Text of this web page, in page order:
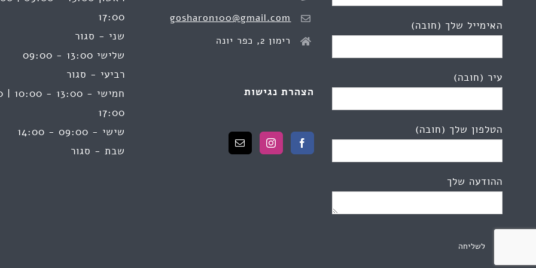
האימייל שלך (חובה)
עיר (חובה)
הטלפון שלך (חובה)
ההודעה שלך
gosharon100@gmail.com
רימון 2, כפר יונה
הצהרת נגישות
17:00
שני - סגור
שלישי 13:00 - 09:00
רביעי - סגור
17:00
שישי - 09:00 - 14:00
שבת - סגור